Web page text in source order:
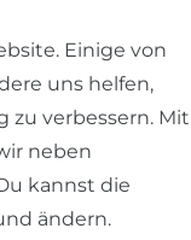
AGB
Einige von
uns helfen,
zu verbessern. Mit
neben
kannst die
ändern.